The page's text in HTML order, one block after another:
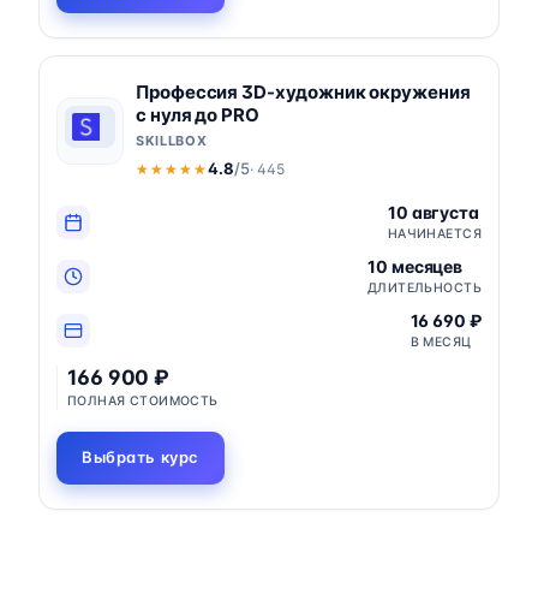
Профессия 3D-художник окружения
с нуля до PRO
SKILLBOX
★★★★★
★★★★★4.8/5· 445
10 августа
НАЧИНАЕТСЯ
10 месяцев
ДЛИТЕЛЬНОСТЬ
16 690 ₽
В МЕСЯЦ
166 900 ₽
ПОЛНАЯ СТОИМОСТЬ
Выбрать курс